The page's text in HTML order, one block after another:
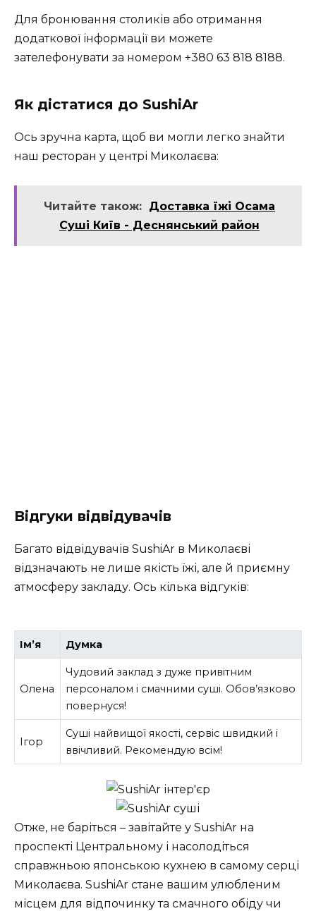
Для бронювання столиків або отримання
додаткової інформації ви можете
зателефонувати за номером +380 63 818 8188.
Як дістатися до SushiAr
Ось зручна карта, щоб ви могли легко знайти
наш ресторан у центрі Миколаєва:
Читайте також: Доставка їжі Осама
Суші Київ - Деснянський район
Відгуки відвідувачів
Багато відвідувачів SushiAr в Миколаєві
відзначають не лише якість їжі, але й приємну
атмосферу закладу. Ось кілька відгуків:
Ім’я Думка
Олена
Чудовий заклад з дуже привітним
персоналом і смачними суші. Обов’язково
повернуся!
Ігор
Суші найвищої якості, сервіс швидкий і
ввічливий. Рекомендую всім!
Отже, не баріться – завітайте у SushiAr на
проспекті Центральному і насолодіться
справжньою японською кухнею в самому серці
Миколаєва. SushiAr стане вашим улюбленим
місцем для відпочинку та смачного обіду чи